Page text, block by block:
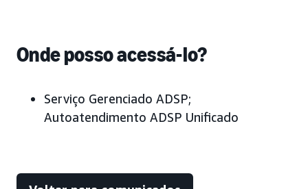
Onde posso acessá-lo?
Serviço Gerenciado ADSP;
Autoatendimento ADSP Unificado